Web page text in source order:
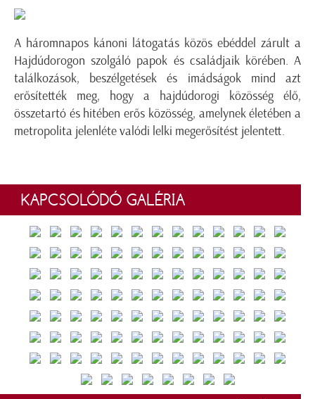
A háromnapos kánoni látogatás közös ebéddel zárult a
Hajdúdorogon szolgáló papok és családjaik körében. A
találkozások, beszélgetések és imádságok mind azt
erősítették meg, hogy a hajdúdorogi közösség élő,
összetartó és hitében erős közösség, amelynek életében a
metropolita jelenléte valódi lelki megerősítést jelentett.
KAPCSOLÓDÓ GALÉRIA